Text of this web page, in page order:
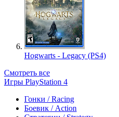
Hogwarts - Legacy (PS4)
Смотреть все
Игры PlayStation 4
Гонки / Racing
Боевик / Action